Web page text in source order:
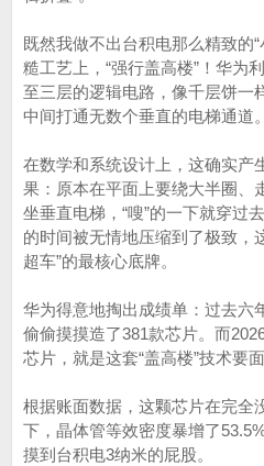
既然我做不出台积电那么精致的
糙工艺上，“强行盖高楼”！华为
至三层的逻辑电路，像千层饼一
中间打通无数个垂直的电梯通道。
在数学和系统设计上，这确实产
果：原本在平面上要绕大半圈、
坐垂直电梯，“嗖”的一下就穿过
的时间被无情地压缩到了极致，
超车”的最核心底牌。
华为得意地掏出成绩单：过去六
偷偷摸摸造了381款芯片。而
芯片，就是这套“盖高楼”技术要
根据账面数据，这颗芯片在完全
下，晶体管等效密度暴增了
摸到台积电3纳米的屁股。